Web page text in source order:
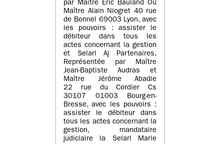
par Maître Eric Bauland Ou
Maître Alain Niogret 40 rue
de Bonnel 69003 Lyon, avec
les pouvoirs : assister le
débiteur dans tous les
actes concernant la gestion
et Selarl Aj Partenaires,
Représentée par Maître
Jean-Baptiste Audras et
Maître Jérôme Abadie
22 rue du Cordier Cs
30107 01003 Bourg-en-
Bresse, avec les pouvoirs :
assister le débiteur dans
tous les actes concernant la
gestion, mandataire
judiciaire la Selarl Marie